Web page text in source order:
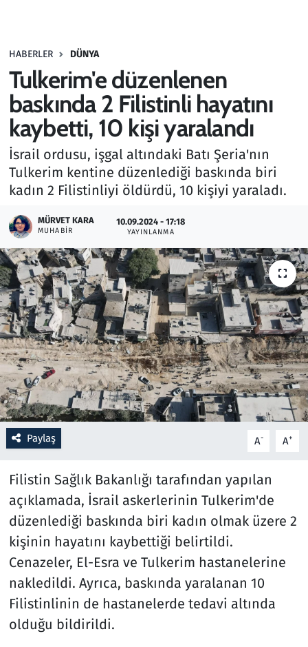
HABERLER DÜNYA
Tulkerim'e düzenlenen
baskında 2 Filistinli hayatını
kaybetti, 10 kişi yaralandı
İsrail ordusu, işgal altındaki Batı Şeria'nın
Tulkerim kentine düzenlediği baskında biri
kadın 2 Filistinliyi öldürdü, 10 kişiyi yaraladı.
MÜRVET KARA
MUHABIR
10.09.2024 - 17:18
YAYINLANMA
Paylaş A- A+
Filistin Sağlık Bakanlığı tarafından yapılan
açıklamada, İsrail askerlerinin Tulkerim'de
düzenlediği baskında biri kadın olmak üzere 2
kişinin hayatını kaybettiği belirtildi.
Cenazeler, El-Esra ve Tulkerim hastanelerine
nakledildi. Ayrıca, baskında yaralanan 10
Filistinlinin de hastanelerde tedavi altında
olduğu bildirildi.
Haber
Kültür Sanat
Kurumsal Haberler
Lezzet Durağı
Memur ve Kamu
Otomobil
Oyun
Ramazan
Resmi İlanlar
Rüya Tabirleri
Sağlık
Savunma Sanayi
Seçim 2023
Spor
Teknoloji ve Bilim
Televizyon